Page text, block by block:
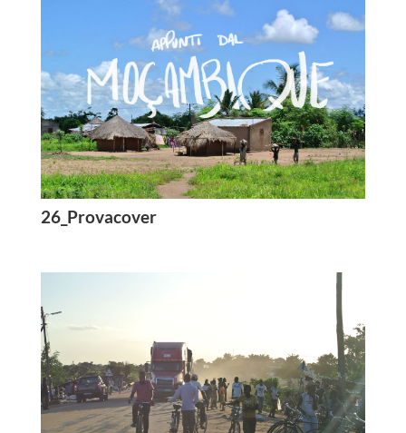
26_Provacover